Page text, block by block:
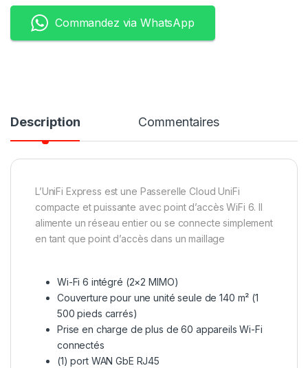
Commandez via WhatsApp
Description Commentaires
L’UniFi Express est une Passerelle Cloud UniFi
compacte et puissante avec point d’accès WiFi 6. Il
alimente un réseau entier ou se connecte simplement
en tant que point d’accès dans un maillage
Wi-Fi 6 intégré (2×2 MIMO)
Couverture pour une unité seule de 140 m² (1
500 pieds carrés)
Prise en charge de plus de 60 appareils Wi-Fi
connectés
(1) port WAN GbE RJ45